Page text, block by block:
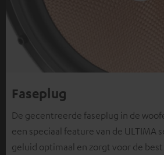
Faseplug
De gecentreerde faseplug in de
een speciaal feature van de ULTIMA
geluid optimaal en zorgt voor de